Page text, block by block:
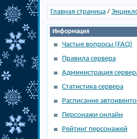
Главная страница/
Информация
Частые вопросы (FAQ)
Правила сервера
Администрация
Статистика сервера
Расписание
Персонажи онлайн
Рейтинг персонажей